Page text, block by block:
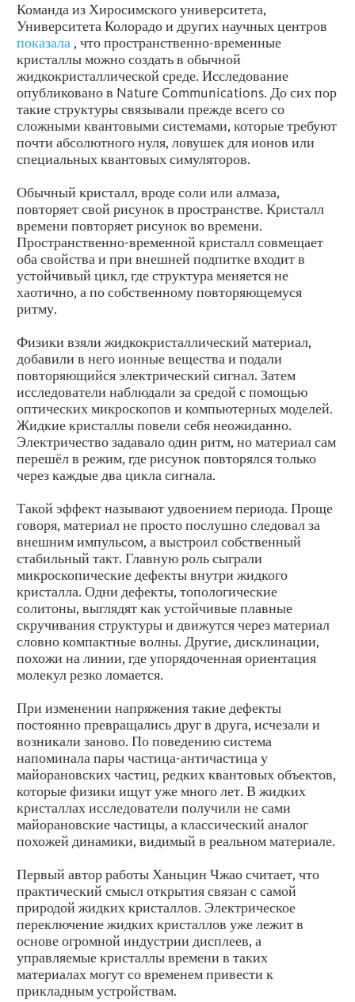
Команда из Хиросимского университета,
Университета Колорадо и других научных центров
показала , что пространственно-временные
кристаллы можно создать в обычной
жидкокристаллической среде. Исследование
опубликовано в Nature Communications. До сих пор
такие структуры связывали прежде всего со
сложными квантовыми системами, которые требуют
почти абсолютного нуля, ловушек для ионов или
специальных квантовых симуляторов.
Обычный кристалл, вроде соли или алмаза,
повторяет свой рисунок в пространстве. Кристалл
времени повторяет рисунок во времени.
Пространственно-временной кристалл совмещает
оба свойства и при внешней подпитке входит в
устойчивый цикл, где структура меняется не
хаотично, а по собственному повторяющемуся
ритму.
Физики взяли жидкокристаллический материал,
добавили в него ионные вещества и подали
повторяющийся электрический сигнал. Затем
исследователи наблюдали за средой с помощью
оптических микроскопов и компьютерных моделей.
Жидкие кристаллы повели себя неожиданно.
Электричество задавало один ритм, но материал сам
перешёл в режим, где рисунок повторялся только
через каждые два цикла сигнала.
Такой эффект называют удвоением периода. Проще
говоря, материал не просто послушно следовал за
внешним импульсом, а выстроил собственный
стабильный такт. Главную роль сыграли
микроскопические дефекты внутри жидкого
кристалла. Одни дефекты, топологические
солитоны, выглядят как устойчивые плавные
скручивания структуры и движутся через материал
словно компактные волны. Другие, дисклинации,
похожи на линии, где упорядоченная ориентация
молекул резко ломается.
При изменении напряжения такие дефекты
постоянно превращались друг в друга, исчезали и
возникали заново. По поведению система
напоминала пары частица-античастица у
майорановских частиц, редких квантовых объектов,
которые физики ищут уже много лет. В жидких
кристаллах исследователи получили не сами
майорановские частицы, а классический аналог
похожей динамики, видимый в реальном материале.
Первый автор работы Ханьцин Чжао считает, что
практический смысл открытия связан с самой
природой жидких кристаллов. Электрическое
переключение жидких кристаллов уже лежит в
основе огромной индустрии дисплеев, а
управляемые кристаллы времени в таких
материалах могут со временем привести к
прикладным устройствам.